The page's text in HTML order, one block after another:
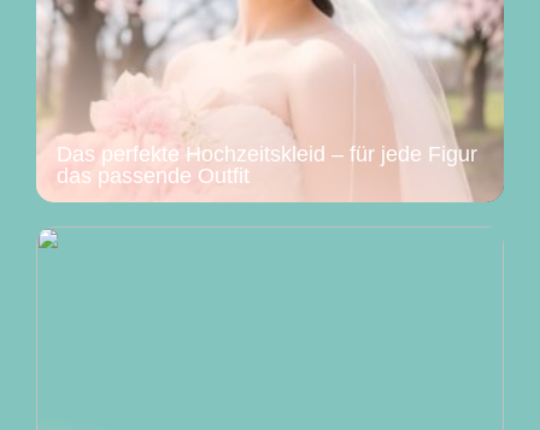
Das perfekte Hochzeitskleid – für jede Figur
das passende Outfit